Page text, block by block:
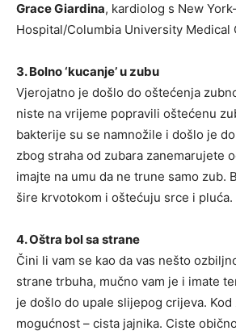
Grace Giardina, kardiolog s New
Hospital/Columbia University Medical
3. Bolno ‘kucanje’ u zubu
Vjerojatno je došlo do oštećenja
niste na vrijeme popravili oštećenu
bakterije su se namnožile i došlo je
zbog straha od zubara zanemarujete
imajte na umu da ne trune samo zub.
šire krvotokom i oštećuju srce i pluća.
4. Oštra bol sa strane
Čini li vam se kao da vas nešto
strane trbuha, mučno vam je i imate
je došlo do upale slijepog crijeva. Kod
mogućnost – cista jajnika. Ciste